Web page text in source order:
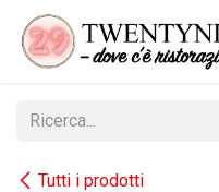
Passa al contenuto
Tutti i prodotti